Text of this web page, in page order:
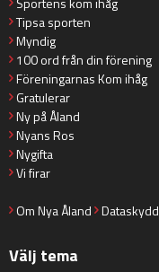
Tipsa sporten
Myndig
100 ord från din förening
Föreningarnas Kom ihåg
Gratulerar
Ny på Åland
Nyans Ros
Nygifta
Vi firar
Om Nya Åland Dataskydd
Välj tema